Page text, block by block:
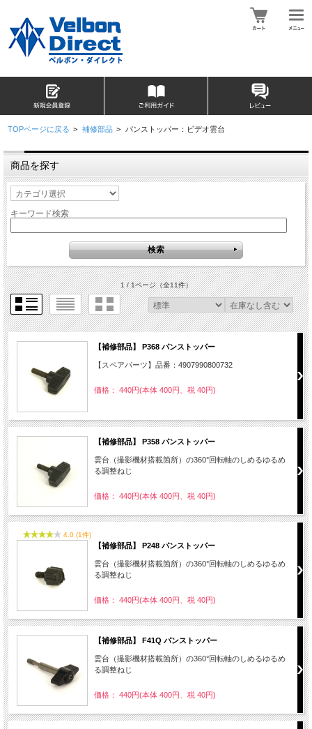
TOPページに戻る > 補修部品 > パンストッパー：ビデオ雲台
商品を探す
キーワード検索
1 / 1ページ（全11件）
【補修部品】 P368 パンストッパー
【スペアパーツ】品番：4907990800732
価格： 440円(本体 400円、税 40円)
【補修部品】 P358 パンストッパー
雲台（撮影機材搭載箇所）の360°回転軸のしめるゆるめ
る調整ねじ
価格： 440円(本体 400円、税 40円)
4.0 (1件)
【補修部品】 P248 パンストッパー
雲台（撮影機材搭載箇所）の360°回転軸のしめるゆるめ
る調整ねじ
価格： 440円(本体 400円、税 40円)
【補修部品】 F41Q パンストッパー
雲台（撮影機材搭載箇所）の360°回転軸のしめるゆるめ
る調整ねじ
価格： 440円(本体 400円、税 40円)